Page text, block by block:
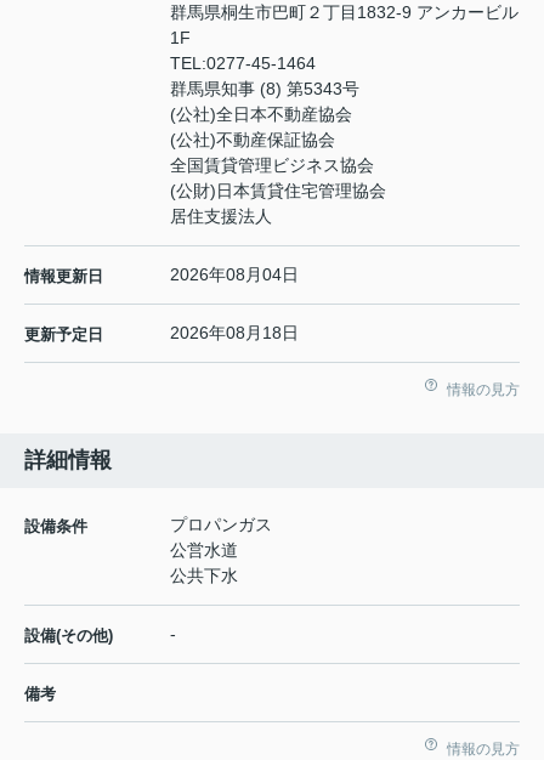
群馬県桐生市巴町２丁目1832-9 アンカービル
1F
TEL:0277-45-1464
群馬県知事 (8) 第5343号
(公社)全日本不動産協会
(公社)不動産保証協会
全国賃貸管理ビジネス協会
(公財)日本賃貸住宅管理協会
居住支援法人
情報更新日 2026年08月04日
更新予定日 2026年08月18日
情報の見方
詳細情報
設備条件
プロパンガス
公営水道
公共下水
設備(その他) -
備考
情報の見方